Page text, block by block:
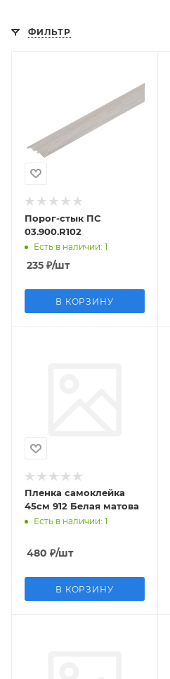
ФИЛЬТР
Порог-стык ПС
03.900.R102
Есть в наличии: 1
235 ₽/шт
В КОРЗИНУ
Пленка самоклейка
45см 912 Белая матова
Есть в наличии: 1
480 ₽/шт
В КОРЗИНУ